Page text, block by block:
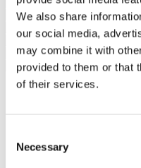
We also share
our social media,
may combine it with
provided to them or that
of their services.
Selection
Necessary